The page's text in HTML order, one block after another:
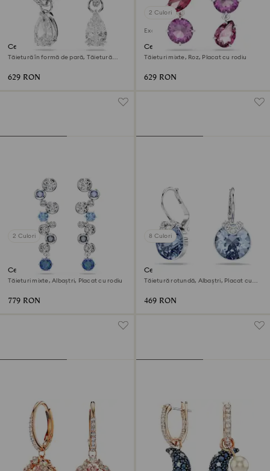
Cercei cu drop Stilla
Tăietură în formă de pară, Tăietură
629 RON
2 Culori
Exclusiv online
Cercei cu drop Gema
Tăieturi mixte, Roz, Placat cu rodiu
629 RON
2 Culori
Cercei cu drop Constella
Tăieturi mixte, Albaștri, Placat cu rodiu
779 RON
8 Culori
Cercei cu drop Bella V
Tăietură rotundă, Albaștri, Placat cu
469 RON